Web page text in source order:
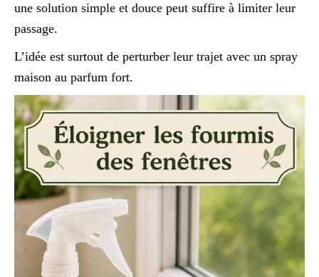
une solution simple et douce peut suffire à limiter leur
passage.
L’idée est surtout de perturber leur trajet avec un spray
maison au parfum fort.